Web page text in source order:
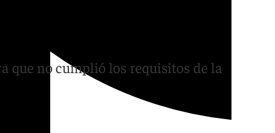
que no cumplió los requisitos de la